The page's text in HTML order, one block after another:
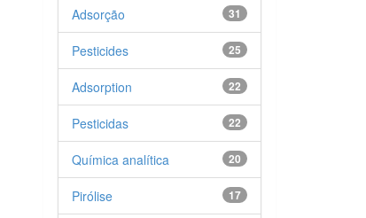
31
Adsorção
25
Pesticides
22
Adsorption
22
Pesticidas
20
Química analítica
17
Pirólise